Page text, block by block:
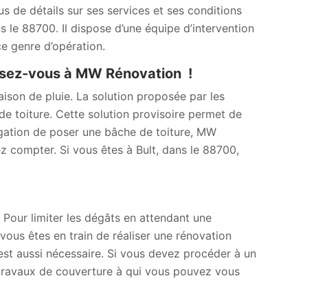
de détails sur ses services et ses conditions
88700. Il dispose d’une équipe d’intervention
genre d’opération.
vous à MW Rénovation !
de pluie. La solution proposée par les
toiture. Cette solution provisoire permet de
de poser une bâche de toiture, MW
compter. Si vous êtes à Bult, dans le 88700,
limiter les dégâts en attendant une
êtes en train de réaliser une rénovation
aussi nécessaire. Si vous devez procéder à un
de couverture à qui vous pouvez vous